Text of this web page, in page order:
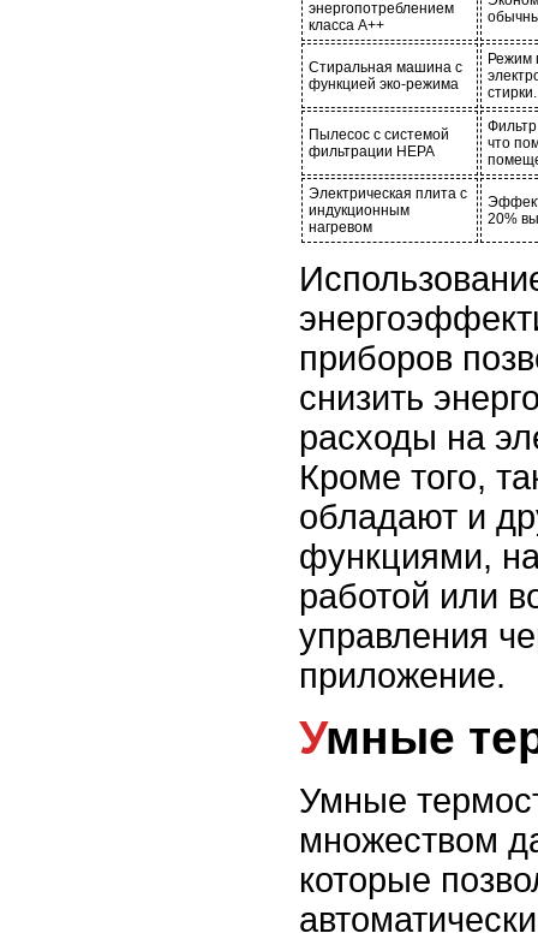
энергопотреблением
класса А++
Стиральная машина с
функцией эко-режима
Режим
стирки.
Пылесос с системой
фильтрации HEPA
что
Электрическая плита с
индукционным
нагревом
20%
приборов
снизить
расходы на
Кроме того,
обладают и
функциями,
работой или
управления
приложение.
Умные
Умные
множеством
которые